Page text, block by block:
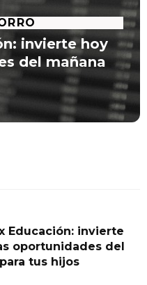
invierte hoy
del mañana
Educación: invierte
oportunidades del
tus hijos